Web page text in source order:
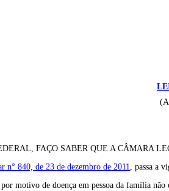
FAÇO SABER QUE A CÂMARA
n° 840, de 23 de dezembro de 2011, passa a
motivo de doença em pessoa da família não